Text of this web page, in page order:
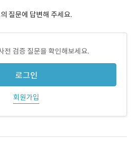
질문에 답변해 주세요.
전 검증 질문을 확인해보세요.
로그인
회원가입